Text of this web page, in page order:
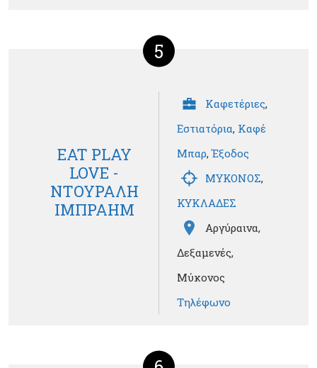
5
EAT PLAY
LOVE -
ΝΤΟΥΡΑΛΗ
ΙΜΠΡΑΗΜ
Καφετέριες,
Εστιατόρια, Καφέ
Μπαρ,Έξοδος
ΜΥΚΟΝΟΣ,
ΚΥΚΛΑΔΕΣ
Αργύραινα,
Δεξαμενές,
Μύκονος
Τηλέφωνο